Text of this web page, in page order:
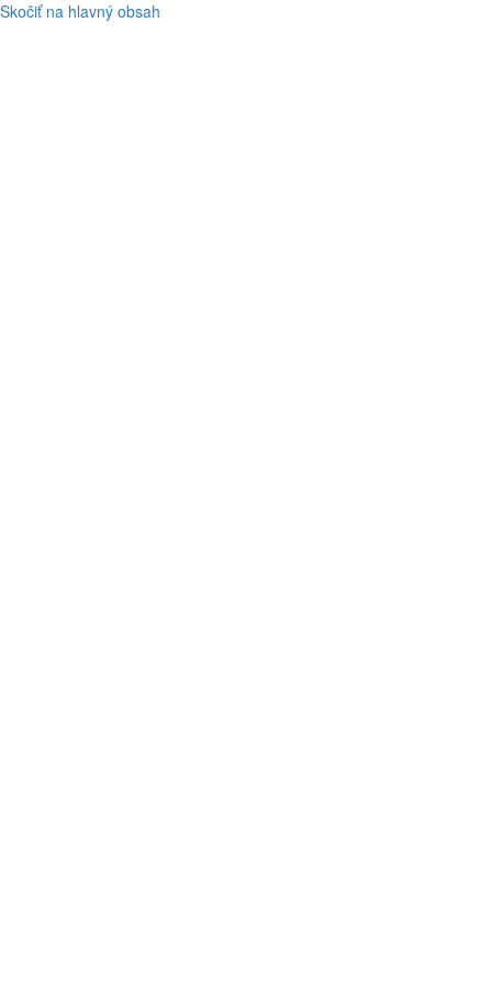
Skočiť na hlavný obsah